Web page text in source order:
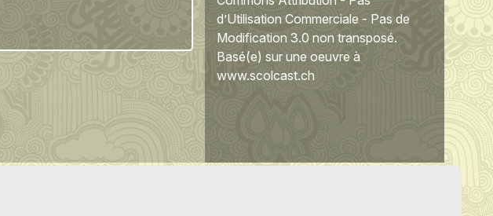
d’Utilisation Commerciale - Pas de
Modification 3.0 non transposé.
Basé(e) sur une oeuvre à
www.scolcast.ch